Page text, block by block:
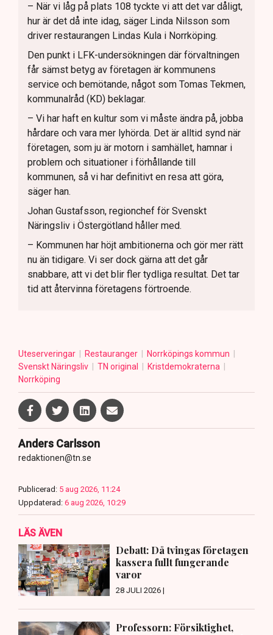
– När vi låg på plats 108 tyckte vi att det var dåligt,
hur är det då inte idag, säger Linda Nilsson som
driver restaurangen Lindas Kula i Norrköping.
Den punkt i LFK-undersökningen där förvaltningen
får sämst betyg av företagen är kommunens
service och bemötande, något som Tomas Tekmen,
kommunalråd (KD) beklagar.
– Vi har haft en kultur som vi måste ändra på, jobba
hårdare och vara mer lyhörda. Det är alltid synd när
företagen, som ju är motorn i samhället, hamnar i
problem och situationer i förhållande till
kommunen, så vi har definitivt en resa att göra,
säger han.
Johan Gustafsson, regionchef för Svenskt
Näringsliv i Östergötland håller med.
– Kommunen har höjt ambitionerna och gör mer rätt
nu än tidigare. Vi ser dock gärna att det går
snabbare, att vi det blir fler tydliga resultat. Det tar
tid att återvinna företagens förtroende.
Uteserveringar Restauranger
Norrköpings kommun
Svenskt Näringsliv
TN original
Kristdemokraterna
Norrköping
Anders Carlsson
redaktionen@tn.se
Publicerad: 5 aug 2026, 11:24
Uppdaterad: 6 aug 2026, 10:29
LÄS ÄVEN
Debatt: Då tvingas företagen
kassera fullt fungerande
varor
28 JULI 2026 |
Professorn: Försiktighet,